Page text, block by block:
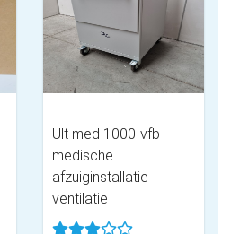
Ult med 1000-vfb
medische
afzuiginstallatie
ventilatie